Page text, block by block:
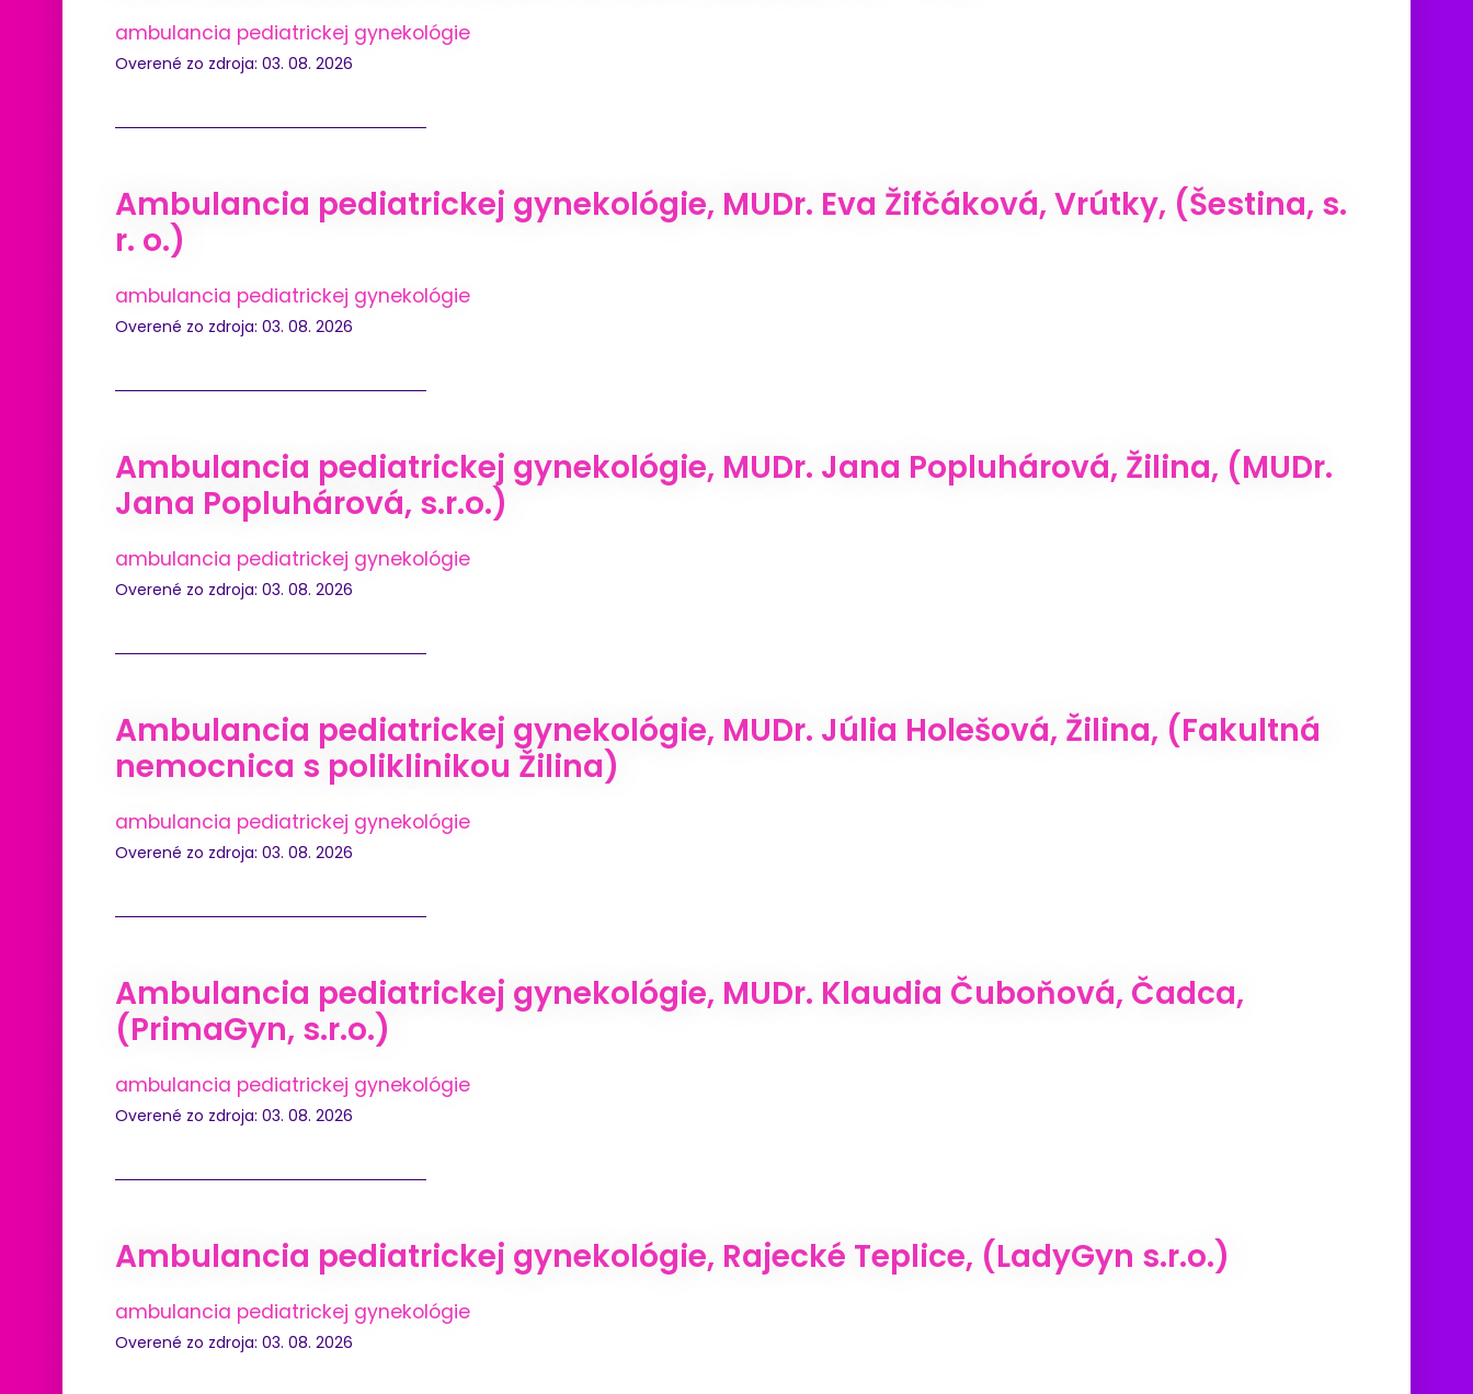
ambulancia pediatrickej gynekológie
Overené zo zdroja: 03. 08. 2026
Ambulancia pediatrickej gynekológie, MUDr. Eva Žifčáková, Vrútky, (Šestina, s.
r. o.)
ambulancia pediatrickej gynekológie
Overené zo zdroja: 03. 08. 2026
Ambulancia pediatrickej gynekológie, MUDr. Jana Popluhárová, Žilina, (MUDr.
Jana Popluhárová, s.r.o.)
ambulancia pediatrickej gynekológie
Overené zo zdroja: 03. 08. 2026
Ambulancia pediatrickej gynekológie, MUDr. Júlia Holešová, Žilina, (Fakultná
nemocnica s poliklinikou Žilina)
ambulancia pediatrickej gynekológie
Overené zo zdroja: 03. 08. 2026
Ambulancia pediatrickej gynekológie, MUDr. Klaudia Čuboňová, Čadca,
(PrimaGyn, s.r.o.)
ambulancia pediatrickej gynekológie
Overené zo zdroja: 03. 08. 2026
Ambulancia pediatrickej gynekológie, Rajecké Teplice, (LadyGyn s.r.o.)
ambulancia pediatrickej gynekológie
Overené zo zdroja: 03. 08. 2026